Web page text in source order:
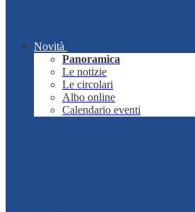
Novità
Panoramica
Le notizie
Le circolari
Albo online
Calendario eventi